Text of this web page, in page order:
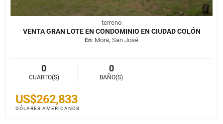
terreno
VENTA GRAN LOTE EN CONDOMINIO EN CIUDAD COLÓN
En: Mora, San José
0
CUARTO(S)
0
BAÑO(S)
US$262,833
DÓLARES AMERICANOS